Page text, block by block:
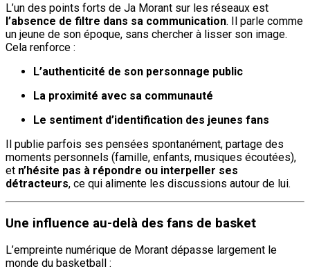
L’un des points forts de Ja Morant sur les réseaux est
l’absence de filtre dans sa communication. Il parle comme
un jeune de son époque, sans chercher à lisser son image.
Cela renforce :
L’authenticité de son personnage public
La proximité avec sa communauté
Le sentiment d’identification des jeunes fans
Il publie parfois ses pensées spontanément, partage des
moments personnels (famille, enfants, musiques écoutées),
et n’hésite pas à répondre ou interpeller ses
détracteurs, ce qui alimente les discussions autour de lui.
Une influence au-delà des fans de basket
L’empreinte numérique de Morant dépasse largement le
monde du basketball :